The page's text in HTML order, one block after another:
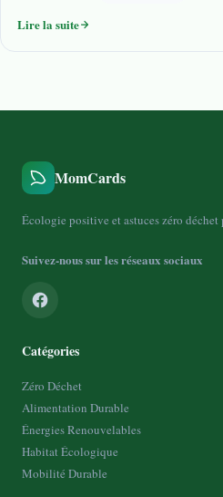
Lire la suite
MomCards
Écologie positive et astuces zéro
Suivez-nous sur les réseaux sociaux
Catégories
Zéro Déchet
Alimentation Durable
Énergies Renouvelables
Habitat Écologique
Mobilité Durable